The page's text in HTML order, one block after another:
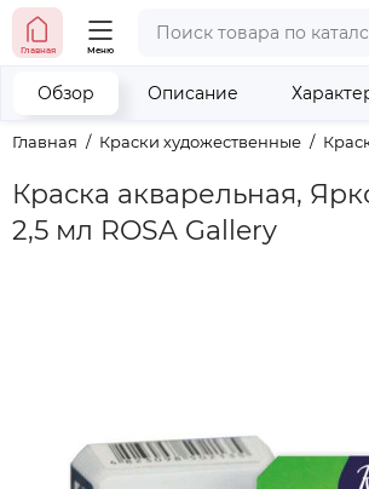
тел.
Главная Меню
Главная Краски художественные
Краска акварельная,
2,5 мл ROSA Gallery
Обзор Описание